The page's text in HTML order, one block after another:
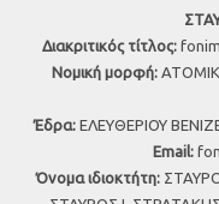
Διακριτικός τίτλος:
Νομική μορφή:
Έδρα: ΕΛΕΥΘΕΡΙΟΥ
Εmail:
Όνομα ιδιοκτήτη: